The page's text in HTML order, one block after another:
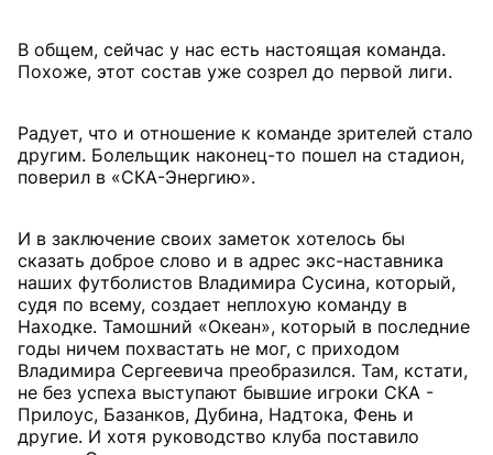
В общем, сейчас у нас есть настоящая команда.
Похоже, этот состав уже созрел до первой лиги.
Радует, что и отношение к команде зрителей стало
другим. Болельщик наконец-то пошел на стадион,
поверил в «СКА-Энергию».
И в заключение своих заметок хотелось бы
сказать доброе слово и в адрес экс-наставника
наших футболистов Владимира Сусина, который,
судя по всему, создает неплохую команду в
Находке. Тамошний «Океан», который в последние
годы ничем похвастать не мог, с приходом
Владимира Сергеевича преобразился. Там, кстати,
не без успеха выступают бывшие игроки СКА -
Прилоус, Базанков, Дубина, Надтока, Фень и
другие. И хотя руководство клуба поставило